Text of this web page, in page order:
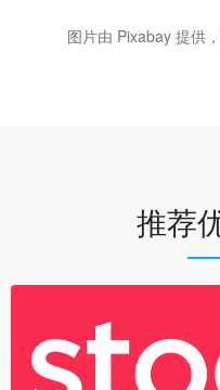
图片由 Pixabay 提供
推荐